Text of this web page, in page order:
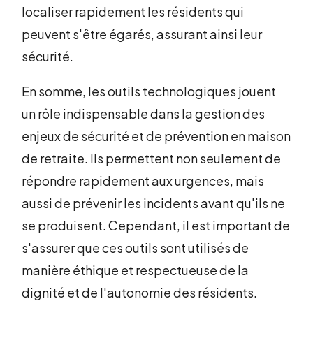
localiser rapidement les résidents qui
peuvent s'être égarés, assurant ainsi leur
sécurité.
En somme, les outils technologiques jouent
un rôle indispensable dans la gestion des
enjeux de sécurité et de prévention en maison
de retraite. Ils permettent non seulement de
répondre rapidement aux urgences, mais
aussi de prévenir les incidents avant qu'ils ne
se produisent. Cependant, il est important de
s'assurer que ces outils sont utilisés de
manière éthique et respectueuse de la
dignité et de l'autonomie des résidents.